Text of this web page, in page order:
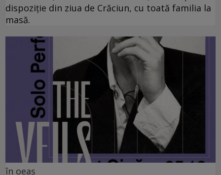
dispoziție din ziua de Crăciun, cu toată familia la
masă.
în oeaș